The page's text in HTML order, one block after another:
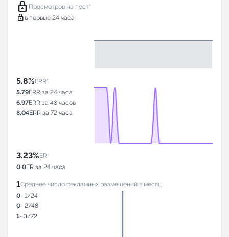
lock Просмотров на пост*
lock в первые 24 часа
5.8%ERR*
5.79ERR за 24 часа
6.97ERR за 48 часов
8.04ERR за 72 часа
3.23%ER*
0.0ER за 24 часа
1Среднее число рекламных размещений в месяц
0- 1/24
0- 2/48
1- 3/72